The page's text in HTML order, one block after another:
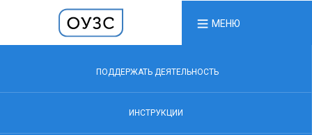
МЕНЮ
ПОДДЕРЖАТЬ ДЕЯТЕЛЬНОСТЬ
ИНСТРУКЦИИ